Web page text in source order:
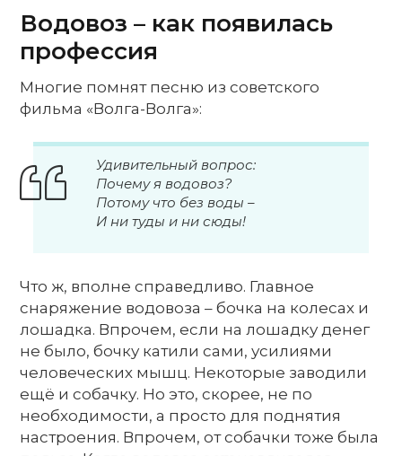
Водовоз – как появилась
профессия
Многие помнят песню из советского
фильма «Волга-Волга»:
Удивительный вопрос:
Почему я водовоз?
Потому что без воды –
И ни туды и ни сюды!
Что ж, вполне справедливо. Главное
снаряжение водовоза – бочка на колесах и
лошадка. Впрочем, если на лошадку денег
не было, бочку катили сами, усилиями
человеческих мышц. Некоторые заводили
ещё и собачку. Но это, скорее, не по
необходимости, а просто для поднятия
настроения. Впрочем, от собачки тоже была